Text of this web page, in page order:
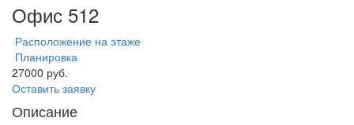
Офис 512
Расположение на этаже
Планировка
27000 руб.
Оставить заявку
Описание